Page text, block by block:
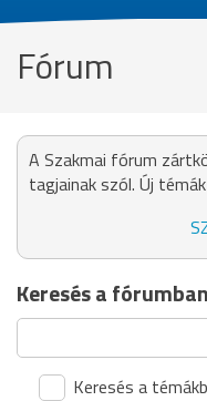
Fórum
A Szakmai fórum
tagjainak szól. Új
Keresés a fórumban
Keresés a